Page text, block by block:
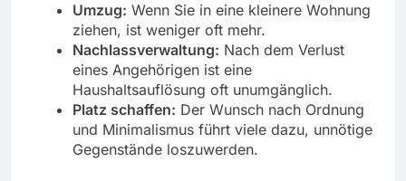
Umzug: Wenn Sie in eine kleinere Wohnung
ziehen, ist weniger oft mehr.
Nachlassverwaltung: Nach dem Verlust
eines Angehörigen ist eine
Haushaltsauflösung oft unumgänglich.
Platz schaffen: Der Wunsch nach Ordnung
und Minimalismus führt viele dazu, unnötige
Gegenstände loszuwerden.